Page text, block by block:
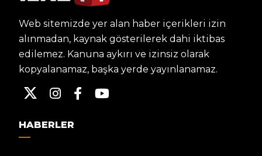
Web sitemizde yer alan haber içerikleri izin
alınmadan, kaynak gösterilerek dahi iktibas
edilemez. Kanuna aykırı ve izinsiz olarak
kopyalanamaz, başka yerde yayınlanamaz.
HABERLER